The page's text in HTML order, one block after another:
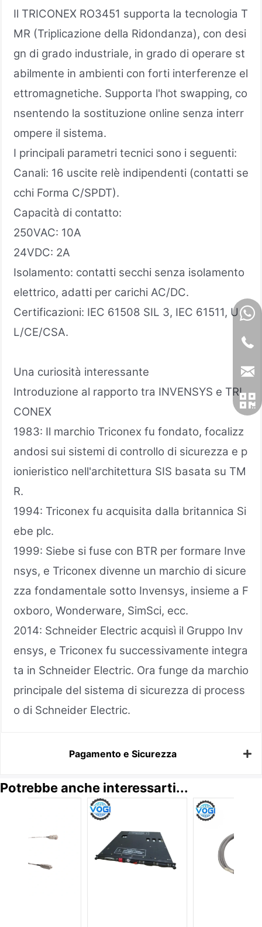
Il TRICONEX RO3451 supporta la tecnologia T
MR (Triplicazione della Ridondanza), con desi
gn di grado industriale, in grado di operare st
abilmente in ambienti con forti interferenze el
ettromagnetiche. Supporta l'hot swapping, co
nsentendo la sostituzione online senza interr
ompere il sistema.
I principali parametri tecnici sono i seguenti:
Canali: 16 uscite relè indipendenti (contatti se
cchi Forma C/SPDT).
Capacità di contatto:
250VAC: 10A
24VDC: 2A
Isolamento: contatti secchi senza isolamento
elettrico, adatti per carichi AC/DC.
Certificazioni: IEC 61508 SIL 3, IEC 61511, U
L/CE/CSA.
Una curiosità interessante
Introduzione al rapporto tra INVENSYS e TRI
CONEX
1983: Il marchio Triconex fu fondato, focalizz
andosi sui sistemi di controllo di sicurezza e p
ionieristico nell'architettura SIS basata su TM
R.
1994: Triconex fu acquisita dalla britannica Si
ebe plc.
1999: Siebe si fuse con BTR per formare Inve
nsys, e Triconex divenne un marchio di sicure
zza fondamentale sotto Invensys, insieme a F
oxboro, Wonderware, SimSci, ecc.
2014: Schneider Electric acquisì il Gruppo Inv
ensys, e Triconex fu successivamente integra
ta in Schneider Electric. Ora funge da marchio
principale del sistema di sicurezza di process
o di Schneider Electric.
Pagamento e Sicurezza
Potrebbe anche interessarti...